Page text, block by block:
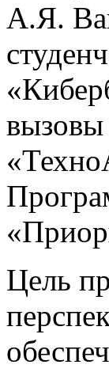
А.Я.
вызовы
Цель